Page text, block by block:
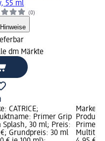
55 ml
(0)
Hinweise
dm Märkte
CATRICE;
Primer Grip
Splash, 30 ml; Preis:
Grundpreis: 30 ml
Marke:
Prime